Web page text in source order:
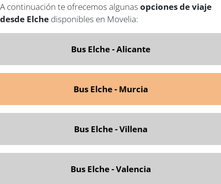
A continuación te ofrecemos algunas opciones de viaje
desde Elche disponibles en Movelia:
Bus Elche - Alicante
Bus Elche - Murcia
Bus Elche - Villena
Bus Elche - Valencia